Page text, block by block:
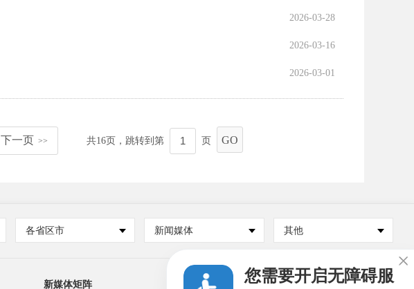
2026-03-28
2026-03-16
2026-03-01
下一页 >> 共16页，跳转到第 页 GO
各省区市 新闻媒体 其他
新媒体矩阵
您需要开启无障碍服
